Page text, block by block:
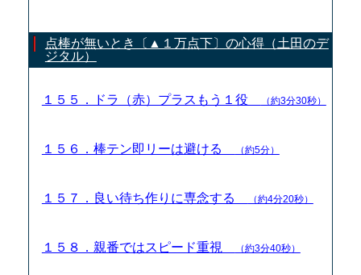
点棒が無いとき〔▲１万点下〕の心得（土田のデ
ジタル）
１５５．ドラ（赤）プラスもう１役 （約3分30秒）
１５６．棒テン即リーは避ける （約5分）
１５７．良い待ち作りに専念する （約4分20秒）
１５８．親番ではスピード重視 （約3分40秒）